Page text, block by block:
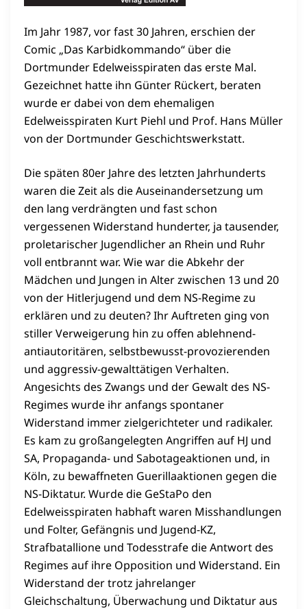
Im Jahr 1987, vor fast 30 Jahren, erschien der
Comic „Das Karbidkommando“ über die
Dortmunder Edelweisspiraten das erste Mal.
Gezeichnet hatte ihn Günter Rückert, beraten
wurde er dabei von dem ehemaligen
Edelweisspiraten Kurt Piehl und Prof. Hans Müller
von der Dortmunder Geschichtswerkstatt.
Die späten 80er Jahre des letzten Jahrhunderts
waren die Zeit als die Auseinandersetzung um
den lang verdrängten und fast schon
vergessenen Widerstand hunderter, ja tausender,
proletarischer Jugendlicher an Rhein und Ruhr
voll entbrannt war. Wie war die Abkehr der
Mädchen und Jungen in Alter zwischen 13 und 20
von der Hitlerjugend und dem NS-Regime zu
erklären und zu deuten? Ihr Auftreten ging von
stiller Verweigerung hin zu offen ablehnend-
antiautoritären, selbstbewusst-provozierenden
und aggressiv-gewalttätigen Verhalten.
Angesichts des Zwangs und der Gewalt des NS-
Regimes wurde ihr anfangs spontaner
Widerstand immer zielgerichteter und radikaler.
Es kam zu großangelegten Angriffen auf HJ und
SA, Propaganda- und Sabotageaktionen und, in
Köln, zu bewaffneten Guerillaaktionen gegen die
NS-Diktatur. Wurde die GeStaPo den
Edelweisspiraten habhaft waren Misshandlungen
und Folter, Gefängnis und Jugend-KZ,
Strafbatallione und Todesstrafe die Antwort des
Regimes auf ihre Opposition und Widerstand. Ein
Widerstand der trotz jahrelanger
Gleichschaltung, Überwachung und Diktatur aus